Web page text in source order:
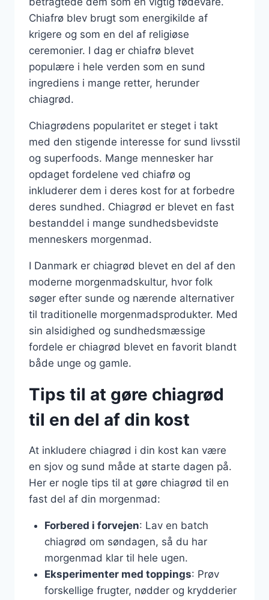
Chiafrø blev brugt som energikilde af
krigere og som en del af religiøse
ceremonier. I dag er chiafrø blevet
populære i hele verden som en sund
ingrediens i mange retter, herunder
chiagrød.
Chiagrødens popularitet er steget i takt
med den stigende interesse for sund livsstil
og superfoods. Mange mennesker har
opdaget fordelene ved chiafrø og
inkluderer dem i deres kost for at forbedre
deres sundhed. Chiagrød er blevet en fast
bestanddel i mange sundhedsbevidste
menneskers morgenmad.
I Danmark er chiagrød blevet en del af den
moderne morgenmadskultur, hvor folk
søger efter sunde og nærende alternativer
til traditionelle morgenmadsprodukter. Med
sin alsidighed og sundhedsmæssige
fordele er chiagrød blevet en favorit blandt
både unge og gamle.
Tips til at gøre chiagrød
til en del af din kost
At inkludere chiagrød i din kost kan være
en sjov og sund måde at starte dagen på.
Her er nogle tips til at gøre chiagrød til en
fast del af din morgenmad:
Forbered i forvejen: Lav en batch
chiagrød om søndagen, så du har
morgenmad klar til hele ugen.
Eksperimenter med toppings: Prøv
forskellige frugter, nødder og krydderier